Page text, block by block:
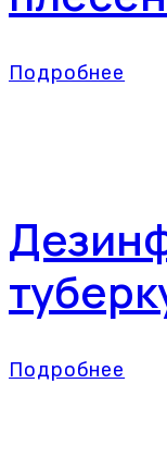
Подробнее
Подробнее